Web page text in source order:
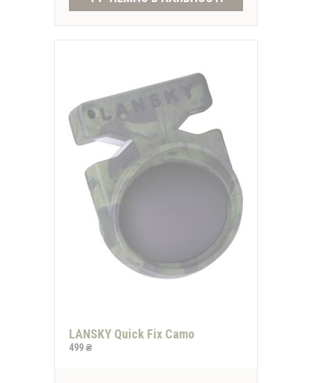
LANSKY Quick Fix Camo
499 ₴